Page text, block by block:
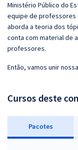
Ministério Público do
equipe de professores
aborda a teoria dos
conta com material de
professores.
Então, vamos unir
Cursos deste
Pacotes